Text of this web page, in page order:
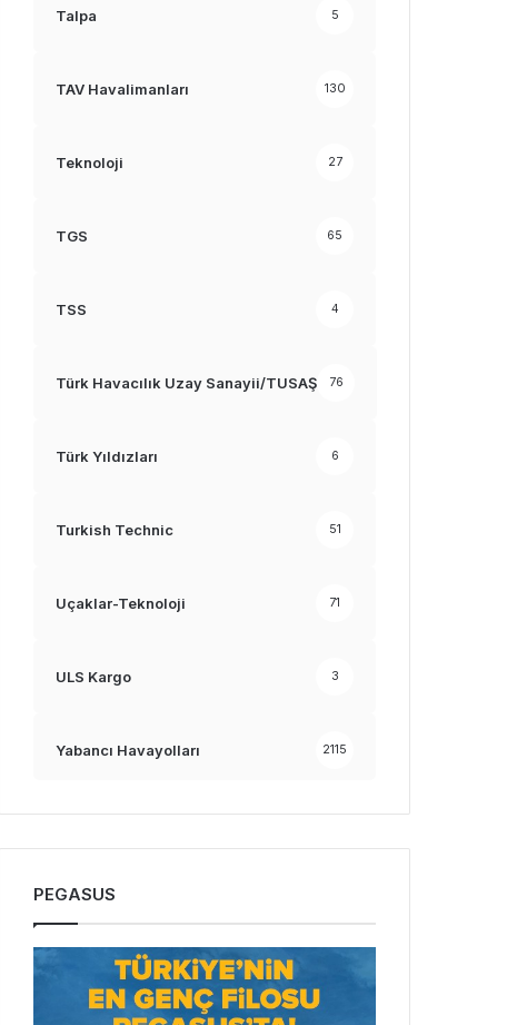
Talpa 5
TAV Havalimanları 130
Teknoloji 27
TGS 65
TSS 4
Türk Havacılık Uzay Sanayii/TUSAŞ 76
Türk Yıldızları 6
Turkish Technic 51
Uçaklar-Teknoloji 71
ULS Kargo 3
Yabancı Havayolları 2115
PEGASUS